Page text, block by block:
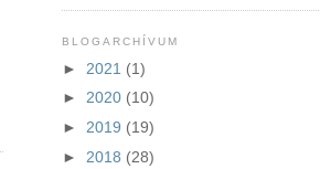
BLOGARCHÍVUM
► 2021 (1)
► 2020 (10)
► 2019 (19)
► 2018 (28)